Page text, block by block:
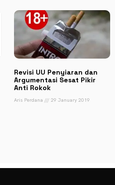
Revisi UU Penyiaran dan
Argumentasi Sesat Pikir
Anti Rokok
Aris Perdana 29 January 2019